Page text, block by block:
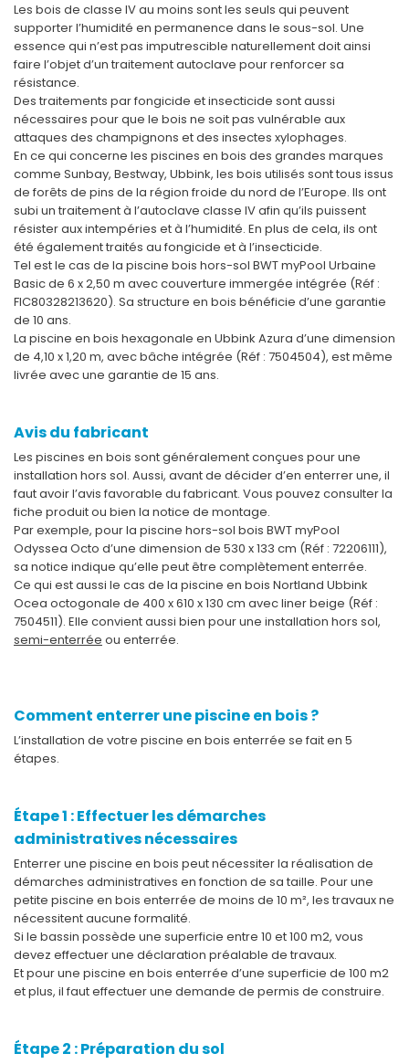
Les bois de classe IV au moins sont les seuls qui peuvent
supporter l’humidité en permanence dans le sous-sol. Une
essence qui n’est pas imputrescible naturellement doit ainsi
faire l’objet d’un traitement autoclave pour renforcer sa
résistance.
Des traitements par fongicide et insecticide sont aussi
nécessaires pour que le bois ne soit pas vulnérable aux
attaques des champignons et des insectes xylophages.
En ce qui concerne les piscines en bois des grandes marques
comme Sunbay, Bestway, Ubbink, les bois utilisés sont tous issus
de forêts de pins de la région froide du nord de l’Europe. Ils ont
subi un traitement à l’autoclave classe IV afin qu’ils puissent
résister aux intempéries et à l’humidité. En plus de cela, ils ont
été également traités au fongicide et à l’insecticide.
Tel est le cas de la piscine bois hors-sol BWT myPool Urbaine
Basic de 6 x 2,50 m avec couverture immergée intégrée (Réf :
FIC80328213620). Sa structure en bois bénéficie d’une garantie
de 10 ans.
La piscine en bois hexagonale en Ubbink Azura d’une dimension
de 4,10 x 1,20 m, avec bâche intégrée (Réf : 7504504), est même
livrée avec une garantie de 15 ans.
Avis du fabricant
Les piscines en bois sont généralement conçues pour une
installation hors sol. Aussi, avant de décider d’en enterrer une, il
faut avoir l’avis favorable du fabricant. Vous pouvez consulter la
fiche produit ou bien la notice de montage.
Par exemple, pour la piscine hors-sol bois BWT myPool
Odyssea Octo d’une dimension de 530 x 133 cm (Réf : 72206111),
sa notice indique qu’elle peut être complètement enterrée.
Ce qui est aussi le cas de la piscine en bois Nortland Ubbink
Ocea octogonale de 400 x 610 x 130 cm avec liner beige (Réf :
7504511). Elle convient aussi bien pour une installation hors sol,
semi-enterrée ou enterrée.
Comment enterrer une piscine en bois ?
L’installation de votre piscine en bois enterrée se fait en 5
étapes.
Étape 1 : Effectuer les démarches
administratives nécessaires
Enterrer une piscine en bois peut nécessiter la réalisation de
démarches administratives en fonction de sa taille. Pour une
petite piscine en bois enterrée de moins de 10 m², les travaux ne
nécessitent aucune formalité.
Si le bassin possède une superficie entre 10 et 100 m2, vous
devez effectuer une déclaration préalable de travaux.
Et pour une piscine en bois enterrée d’une superficie de 100 m2
et plus, il faut effectuer une demande de permis de construire.
Étape 2 : Préparation du sol